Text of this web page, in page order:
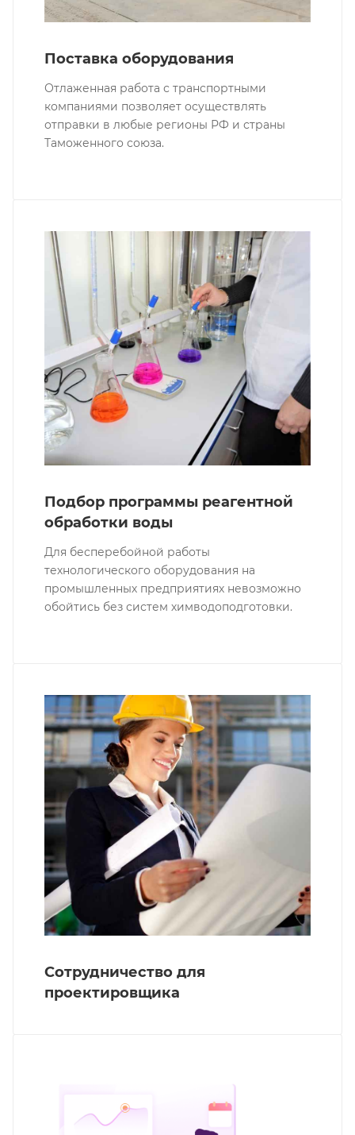
Поставка оборудования
Отлаженная работа с транспортными
компаниями позволяет осуществлять
отправки в любые регионы РФ и страны
Таможенного союза.
Подбор программы реагентной
обработки воды
Для бесперебойной работы
технологического оборудования на
промышленных предприятиях невозможно
обойтись без систем химводоподготовки.
Сотрудничество для
проектировщика